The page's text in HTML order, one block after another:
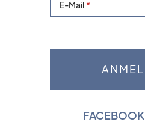
E-Mail
FACEBOOK